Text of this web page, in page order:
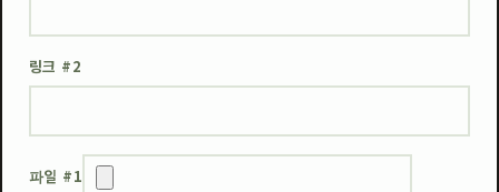
링크 #2
파일 #1